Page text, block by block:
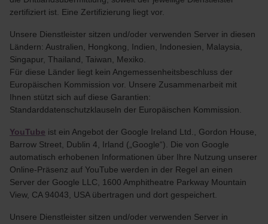
zertifiziert ist. Eine Zertifizierung liegt vor.
Unsere Dienstleister sitzen und/oder verwenden Server in diesen
Ländern: Australien, Hongkong, Indien, Indonesien, Malaysia,
Singapur, Thailand, Taiwan, Mexiko.
Für diese Länder liegt kein Angemessenheitsbeschluss der
Europäischen Kommission vor. Unsere Zusammenarbeit mit
Ihnen stützt sich auf diese Garantien:
Standarddatenschutzklauseln der Europäischen Kommission.
YouTube ist ein Angebot der Google Ireland Ltd., Gordon House,
Barrow Street, Dublin 4, Irland („Google“). Die von Google
automatisch erhobenen Informationen über Ihre Nutzung unserer
Online-Präsenz auf YouTube werden in der Regel an einen
Server der Google LLC, 1600 Amphitheatre Parkway Mountain
View, CA 94043, USA übertragen und dort gespeichert.
Unsere Dienstleister sitzen und/oder verwenden Server in